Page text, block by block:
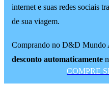
internet e suas redes sociais
de sua viagem.
Comprando no D&D Mundo
desconto automaticamente
COMPRE